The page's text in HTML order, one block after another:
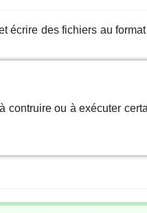
écrire des fichiers au
ou à exécuter